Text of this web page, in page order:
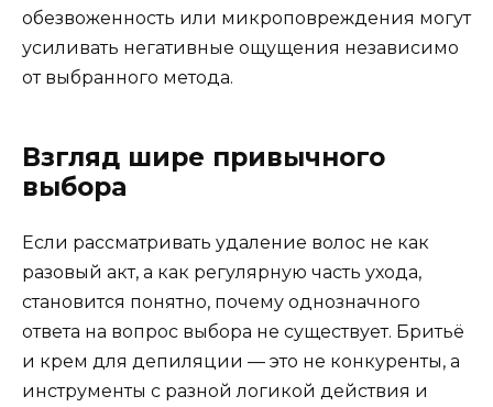
обезвоженность или микроповреждения могут
усиливать негативные ощущения независимо
от выбранного метода.
Взгляд шире привычного
выбора
Если рассматривать удаление волос не как
разовый акт, а как регулярную часть ухода,
становится понятно, почему однозначного
ответа на вопрос выбора не существует. Бритьё
и крем для депиляции — это не конкуренты, а
инструменты с разной логикой действия и